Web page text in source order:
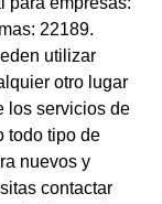
22189.
utilizar
otro lugar
los servicios de
todo tipo de
nuevos y
contactar